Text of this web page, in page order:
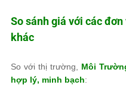
So sánh giá với các
khác
So với thị trường, Môi
hợp lý, minh bạch: